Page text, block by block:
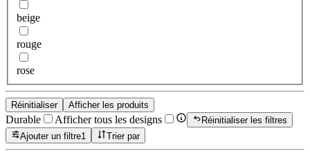
beige
rouge
rose
Réinitialiser Afficher les produits
Durable Afficher tous les designs
Réinitialiser les filtres
Ajouter un filtre1 Trier par